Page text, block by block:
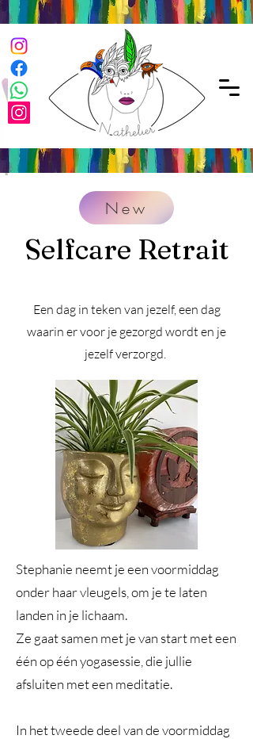
New
Selfcare Retrait
Een dag in teken van jezelf, een dag
waarin er voor je gezorgd wordt en je
jezelf verzorgd.
Stephanie neemt je een voormiddag
onder haar vleugels, om je te laten
landen in je lichaam.
Ze gaat samen met je van start met een
één op één yogasessie, die jullie
afsluiten met een meditatie.
In het tweede deel van de voormiddag